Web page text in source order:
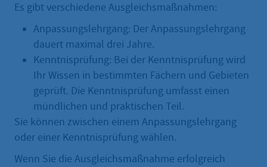
Es gibt verschiedene Ausgleichsmaßnahmen:
Anpassungslehrgang: Der Anpassungslehrgang
dauert maximal drei Jahre.
Kenntnisprüfung: Bei der Kenntnisprüfung wird
Ihr Wissen in bestimmten Fächern und Gebieten
geprüft. Die Kenntnisprüfung umfasst einen
mündlichen und praktischen Teil.
Sie können zwischen einem Anpassungslehrgang
oder einer Kenntnisprüfung wählen.
Wenn Sie die Ausgleichsmaßnahme erfolgreich